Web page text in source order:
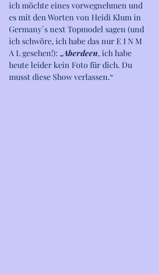
ich möchte eines vorwegnehmen und
es mit den Worten von Heidi Klum in
Germany´s next Topmodel sagen (und
ich schwöre, ich habe das nur E I N M
A L gesehen!): „Aberdeen, ich habe
heute leider kein Foto für dich. Du
musst diese Show verlassen.“